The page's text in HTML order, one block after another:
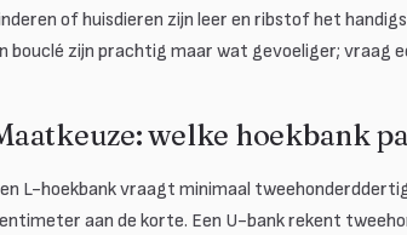
of huisdieren zijn leer en ribstof het
bouclé zijn prachtig maar wat gevoeliger; vraag
welke hoekbank
L-hoekbank vraagt minimaal
aan de korte. Een U-bank rekent